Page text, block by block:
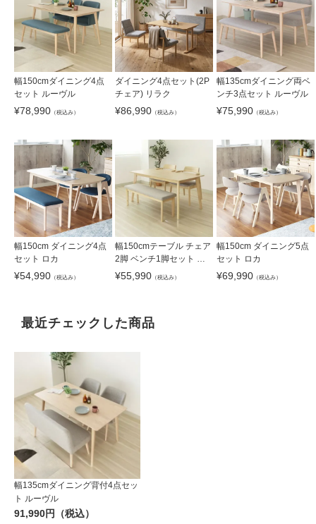
幅150cmダイニング4点
セット ルーヴル
¥78,990 （税込み）
ダイニング4点セット(2P
チェア) リラク
¥86,990 （税込み）
幅135cmダイニング両ベ
ンチ3点セット ルーヴル
¥75,990（税込み）
幅150cm ダイニング4点
セット ロカ
¥54,990 （税込み）
幅150cmテーブル チェア
2脚 ベンチ1脚セット ハ
ンク
¥55,990 （税込み）
幅150cm ダイニング5点
セット ロカ
¥69,990（税込み）
最近チェックした商品
幅135cmダイニング背付4点セッ
ト ルーヴル
91,990円（税込）